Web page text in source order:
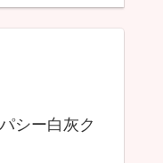
シー白灰ク